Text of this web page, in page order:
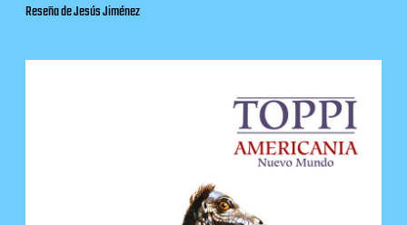
Reseña de Jesús Jiménez